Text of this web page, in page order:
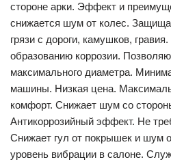
стороне арки. Эффект и
снижается шум от колес.
грязи с дороги, камушков,
образованию коррозии.
максимального диаметра.
машины. Низкая цена.
комфорт. Снижает шум со
Антикоррозийный эффект. Не
Снижает гул от покрышек и шум
уровень вибрации в салоне.